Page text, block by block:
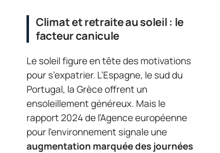
Climat et retraite au soleil : le
facteur canicule
Le soleil figure en tête des motivations
pour s’expatrier. L’Espagne, le sud du
Portugal, la Grèce offrent un
ensoleillement généreux. Mais le
rapport 2024 de l’Agence européenne
pour l’environnement signale une
augmentation marquée des journées